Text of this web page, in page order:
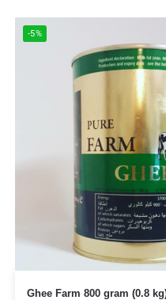
-5%
Ghee Farm 800 gram (0.8